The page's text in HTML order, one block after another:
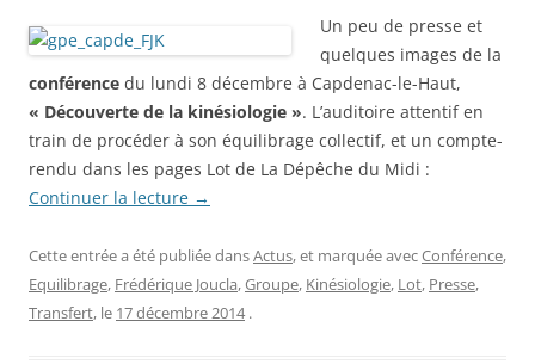
Un peu de presse et
quelques images de la
conférence du lundi 8 décembre à Capdenac-le-Haut,
« Découverte de la kinésiologie ». L’auditoire attentif en
train de procéder à son équilibrage collectif, et un compte-
rendu dans les pages Lot de La Dépêche du Midi :
Continuer la lecture →
Cette entrée a été publiée dansActus, et marquée avecConférence,
Equilibrage, Frédérique Joucla,Groupe, Kinésiologie, Lot, Presse,
Transfert, le 17 décembre 2014 .